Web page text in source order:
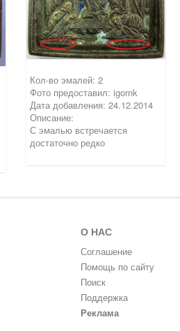
Кол-во эмалей: 2
Фото предоставил: igornk
Дата добавления: 24.12.2014
Описание:
С эмалью встречается
достаточно редко
О НАС
Соглашение
Помощь по сайту
Поиск
Поддержка
Реклама